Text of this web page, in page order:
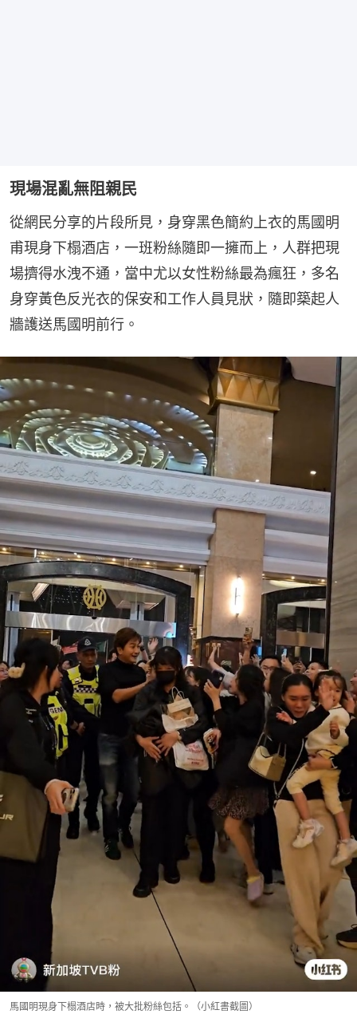
現場混亂無阻親民
從網民分享的片段所見，身穿黑色簡約上衣的馬國明
甫現身下榻酒店，一班粉絲隨即一擁而上，人群把現
場擠得水洩不通，當中尤以女性粉絲最為瘋狂，多名
身穿黃色反光衣的保安和工作人員見狀，隨即築起人
牆護送馬國明前行。
馬國明現身下榻酒店時，被大批粉絲包括。（小紅書截圖）